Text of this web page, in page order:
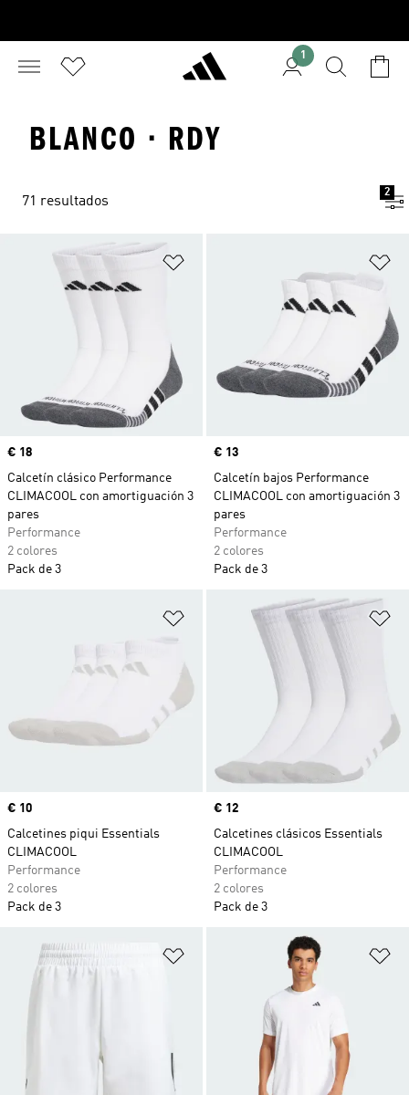
1
BLANCO · RDY
71 resultados
2
Precio
€ 18
Calcetín clásico Performance
CLIMACOOL con amortiguación 3
pares
Performance
2 colores
Pack de 3
Precio
€ 13
Calcetín bajos Performance
CLIMACOOL con amortiguación 3
pares
Performance
2 colores
Pack de 3
Añadir a la lista de deseos
Precio
€ 10
Calcetines piqui Essentials
CLIMACOOL
Performance
2 colores
Pack de 3
Precio
€ 12
Calcetines clásicos Essentials
CLIMACOOL
Performance
2 colores
Pack de 3
Añadir a la lista de deseos